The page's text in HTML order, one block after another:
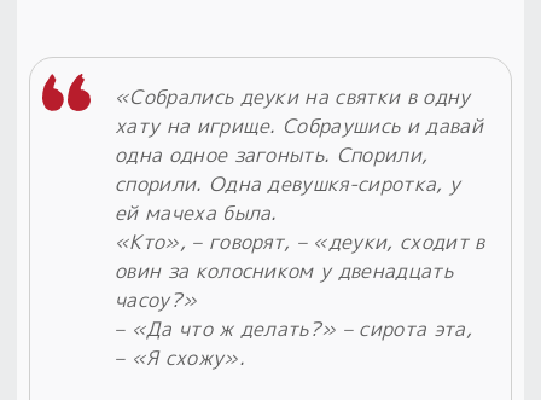
«Собрались деуки на святки в одну
хату на игрище. Собраушись и давай
одна одное загоныть. Спорили,
спорили. Одна девушкя-сиротка, у
ей мачеха была.
«Кто», – говорят, – «деуки, сходит в
овин за колосником у двенадцать
часоу?»
– «Да что ж делать?» – сирота эта,
– «Я схожу».